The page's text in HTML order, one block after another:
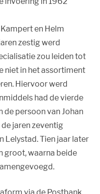
en Helm
zestig werd
zou leiden tot
niet in het assortiment
Hiervoor werd
had de vierde
de persoon van Johan
jaren zeventig
Lelystad. Tien jaar later
groot, waarna beide